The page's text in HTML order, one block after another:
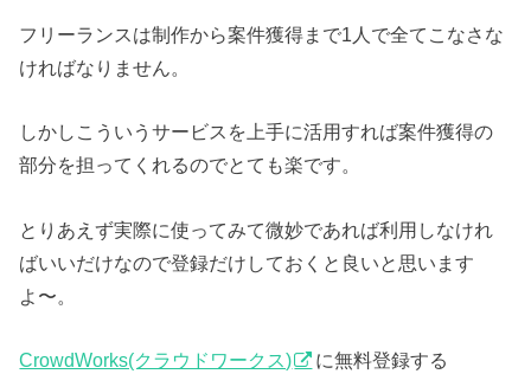
フリーランスは制作から案件獲得まで1人で全てこなさな
ければなりません。
しかしこういうサービスを上手に活用すれば案件獲得の
部分を担ってくれるのでとても楽です。
とりあえず実際に使ってみて微妙であれば利用しなけれ
ばいいだけなので登録だけしておくと良いと思います
よ〜。
CrowdWorks(クラウドワークス) に無料登録する